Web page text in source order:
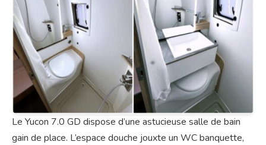
Le Yucon 7.0 GD dispose d’une astucieuse salle de bain
gain de place. L’espace douche jouxte un WC banquette,